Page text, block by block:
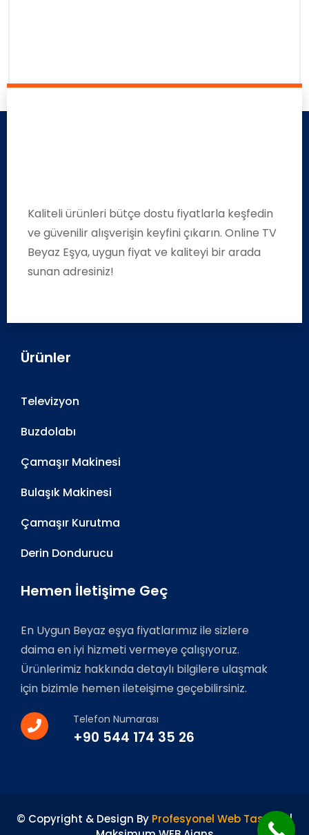
Kaliteli ürünleri bütçe dostu fiyatlarla keşfedin
ve güvenilir alışverişin keyfini çıkarın. Online TV
Beyaz Eşya, uygun fiyat ve kaliteyi bir arada
sunan adresiniz!
Ürünler
Televizyon
Buzdolabı
Çamaşır Makinesi
Bulaşık Makinesi
Çamaşır Kurutma
Derin Dondurucu
Hemen İletişime Geç
En Uygun Beyaz eşya fiyatlarımız ile sizlere
daima en iyi hizmeti vermeye çalışıyoruz.
Ürünlerimiz hakkında detaylı bilgilere ulaşmak
için bizimle hemen ileteişime geçebilirsiniz.
Telefon Numarası
+90 544 174 35 26
© Copyright & Design By Profesyonel Web Tasarım|